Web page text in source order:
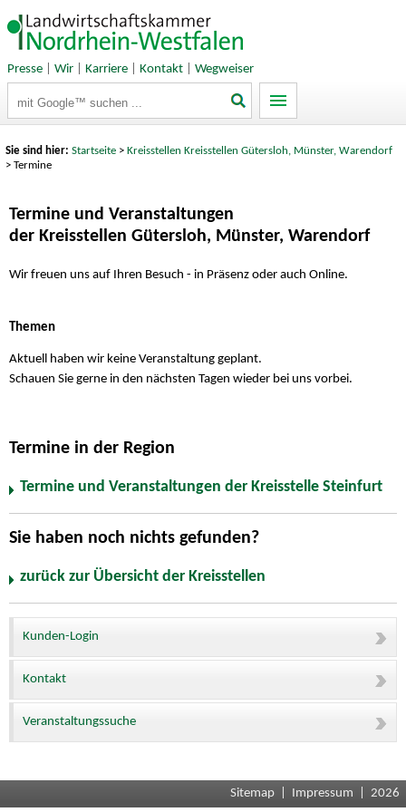
Presse| Wir| Karriere| Kontakt| Wegweiser
Sie sind hier:Startseite >Kreisstellen Kreisstellen Gütersloh, Münster, Warendorf
> Termine
Termine und Veranstaltungen
der Kreisstellen Gütersloh, Münster, Warendorf
Wir freuen uns auf Ihren Besuch - in Präsenz oder auch Online.
Themen
Aktuell haben wir keine Veranstaltung geplant.
Schauen Sie gerne in den nächsten Tagen wieder bei uns vorbei.
Termine in der Region
Termine und Veranstaltungen der Kreisstelle Steinfurt
Sie haben noch nichts gefunden?
zurück zur Übersicht der Kreisstellen
Kunden-Login
Kontakt
Veranstaltungssuche
Sitemap Impressum | 2026